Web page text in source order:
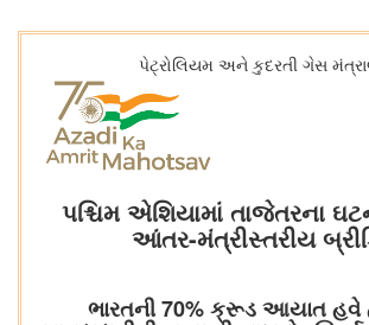
પેટ્રોલિયમ અને કુદરતી ગેસ
પશ્ચિમ એશિયામાં તાજેતરના
આંતર-મંત્રીસ્તરીય
ભારતની 70% ક્રૂડ આયાત હવે